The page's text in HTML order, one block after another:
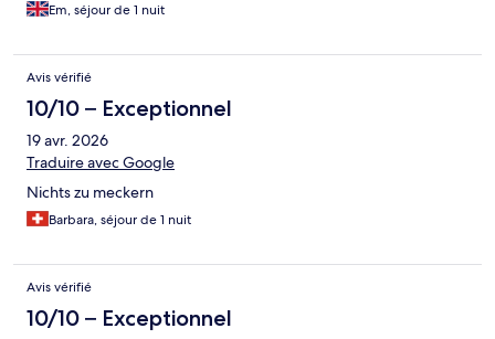
Em, séjour de 1 nuit
Avis vérifié
10/10 – Exceptionnel
19 avr. 2026
Traduire avec Google
Nichts zu meckern
Barbara, séjour de 1 nuit
Avis vérifié
10/10 – Exceptionnel